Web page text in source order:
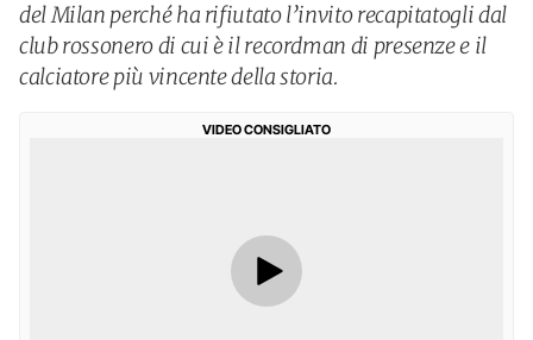
del Milan perché ha rifiutato l’invito recapitatogli dal
club rossonero di cui è il recordman di presenze e il
calciatore più vincente della storia.
VIDEO CONSIGLIATO